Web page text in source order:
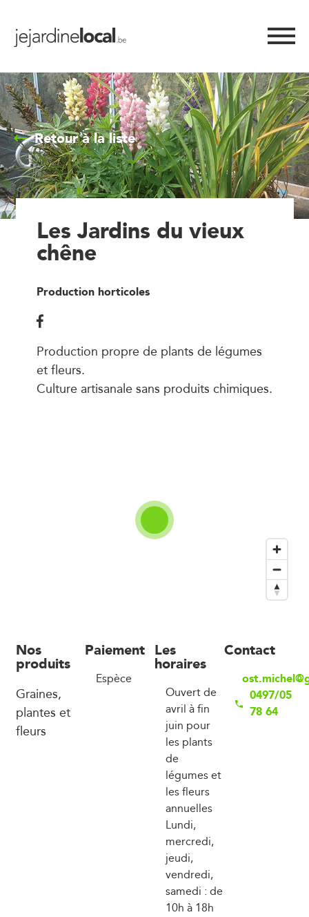
Retour à la liste
Les Jardins du vieux
chêne
Production horticoles
Production propre de plants de légumes
et fleurs.
Culture artisanale sans produits chimiques.
Nos
produits
Graines,
plantes et
fleurs
Paiement
Espèce
Les
horaires
Ouvert de
avril à fin
juin pour
les plants
de
légumes et
les fleurs
annuelles
Lundi,
mercredi,
jeudi,
vendredi,
samedi : de
10h à 18h
Contact
0497/05
78 64